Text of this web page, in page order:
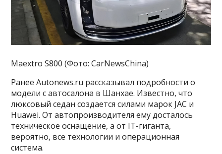
Maextro S800 (Фото: CarNewsChina)
Ранее Autonews.ru рассказывал подробности о
модели с автосалона в Шанхае. Известно, что
люксовый седан создается силами марок JAC и
Huawei. От автопроизводителя ему досталось
техническое оснащение, а от IT-гиганта,
вероятно, все технологии и операционная
система.